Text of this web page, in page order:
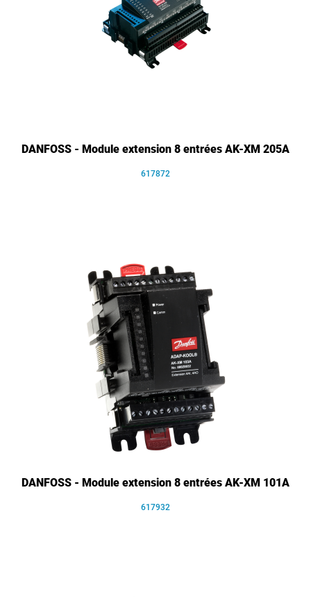
DANFOSS - Module extension 8 entrées AK-XM 205A
617872
DANFOSS - Module extension 8 entrées AK-XM 101A
617932